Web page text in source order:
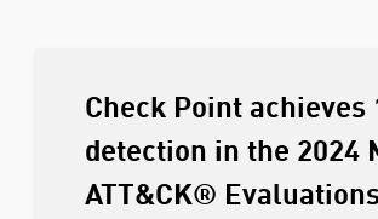
Check Point achieves
detection in the 2024
ATT&CK®